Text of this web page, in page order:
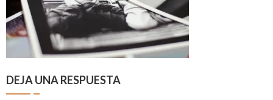
DEJA UNA RESPUESTA